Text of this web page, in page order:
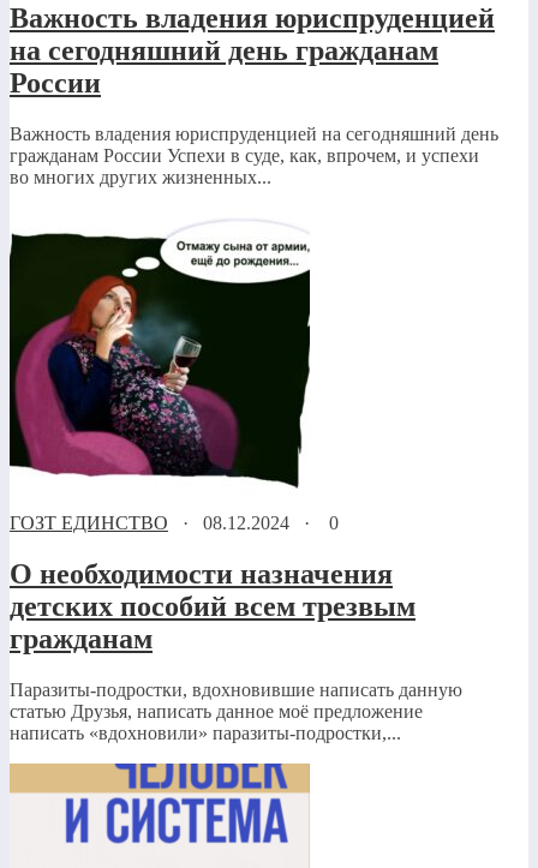
Важность владения юриспруденцией
на сегодняшний день гражданам
России
Важность владения юриспруденцией на сегодняшний день
гражданам России Успехи в суде, как, впрочем, и успехи
во многих других жизненных...
ГОЗТ ЕДИНСТВО · 08.12.2024 · 0
О необходимости назначения
детских пособий всем трезвым
гражданам
Паразиты-подростки, вдохновившие написать данную
статью Друзья, написать данное моё предложение
написать «вдохновили» паразиты-подростки,...